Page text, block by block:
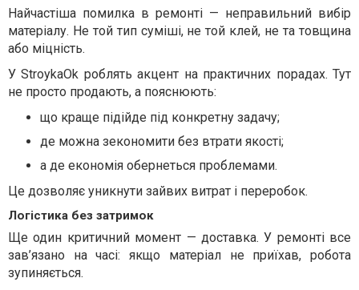
Найчастіша помилка в ремонті — неправильний вибір
матеріалу. Не той тип суміші, не той клей, не та товщина
або міцність.
У StroykaOk роблять акцент на практичних порадах. Тут
не просто продають, а пояснюють:
що краще підійде під конкретну задачу;
де можна зекономити без втрати якості;
а де економія обернеться проблемами.
Це дозволяє уникнути зайвих витрат і переробок.
Логістика без затримок
Ще один критичний момент — доставка. У ремонті все
зав’язано на часі: якщо матеріал не приїхав, робота
зупиняється.